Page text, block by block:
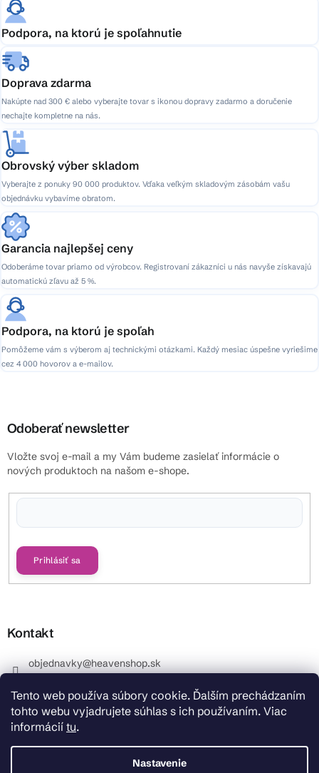
Tento web používa súbory cookie. Ďalším prechádzaním
tohto webu vyjadrujete súhlas s ich používaním. Viac
informácií tu.
Nastavenie
Podpora, na ktorú je spoľahnutie
Doprava zdarma
Nakúpte nad 300 € alebo vyberajte tovar s ikonou dopravy zadarmo a doručenie
nechajte kompletne na nás.
Obrovský výber skladom
Vyberajte z ponuky 90 000 produktov. Vďaka veľkým skladovým zásobám vašu
objednávku vybavíme obratom.
Garancia najlepšej ceny
Odoberáme tovar priamo od výrobcov. Registrovaní zákazníci u nás navyše získavajú
automatickú zľavu až 5 %.
Podpora, na ktorú je spoľah
Pomôžeme vám s výberom aj technickými otázkami. Každý mesiac úspešne vyriešime
cez 4 000 hovorov a e-mailov.
Odoberať newsletter
Vložte svoj e-mail a my Vám budeme zasielať informácie o
nových produktoch na našom e-shope.
Prihlásiť sa
Kontakt
objednavky@heavenshop.sk
_Info objednávky : +421 914 399 399 Pracovné dni od
8.00 hod. do 12.00 . REKLAMÁCIE : +421 914 399 399
HeavenShop.sk
HeavenShop.sk